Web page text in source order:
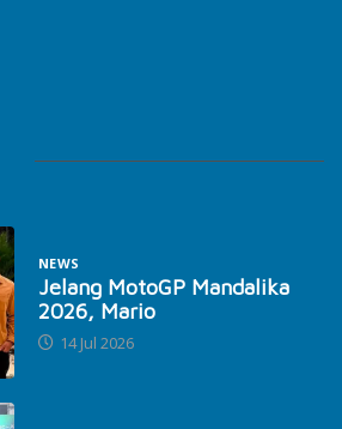
NEWS
Jelang MotoGP Mandalika
2026, Mario
14 Jul 2026